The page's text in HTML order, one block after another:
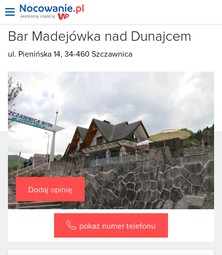
Bar Madejówka nad Dunajcem
ul. Pienińska 14, 34-460 Szczawnica
Dodaj opinię
pokaż numer telefonu